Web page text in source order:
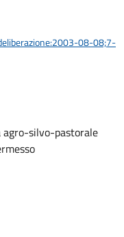
08-08;7-
silvo-pastorale